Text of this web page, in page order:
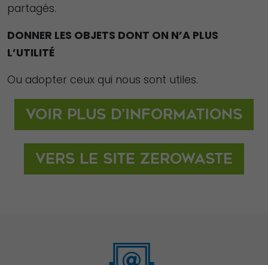
partagés.
DONNER LES OBJETS DONT ON N’A PLUS
L’UTILITÉ
Ou adopter ceux qui nous sont utiles.
Voir plus d’informations
Vers le site ZeroWaste